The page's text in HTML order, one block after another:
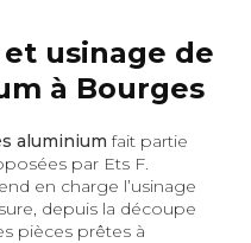
usinage de
à Bourges
aluminium fait partie
par Ets F.
en charge l’usinage
depuis la découpe
pièces prêtes à